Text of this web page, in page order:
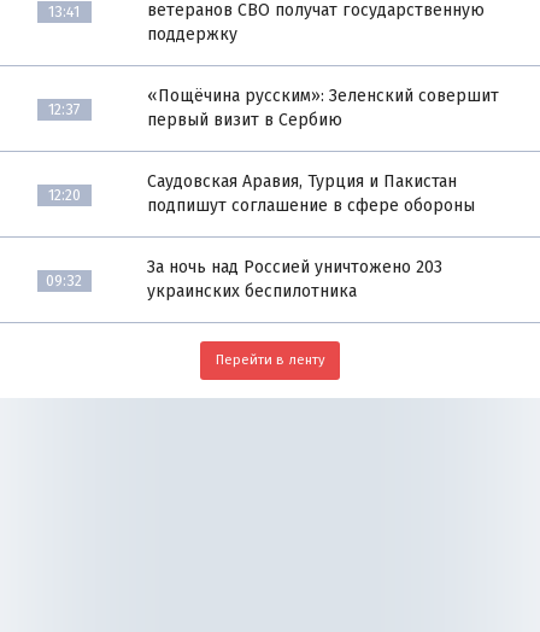
13:41
ветеранов СВО получат государственную
поддержку
12:37
«Пощёчина русским»: Зеленский совершит
первый визит в Сербию
12:20
Саудовская Аравия, Турция и Пакистан
подпишут соглашение в сфере обороны
09:32
За ночь над Россией уничтожено 203
украинских беспилотника
Перейти в ленту